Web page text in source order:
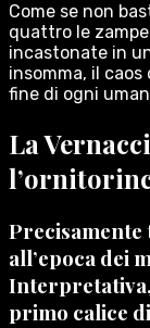
Come se non
quattro le
incastonate in
insomma, il
fine di ogni
La
Precisamente
all’epoca dei
primo calice di